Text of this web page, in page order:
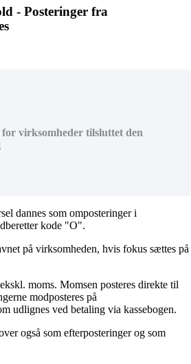
- Posteringer fra
virksomheder tilsluttet den
dannes som omposteringer i
kode "O".
på virksomheden, hvis fokus sættes på
moms. Momsen posteres direkte til
modposteres på
udlignes ved betaling via kassebogen.
også som efterposteringer og som